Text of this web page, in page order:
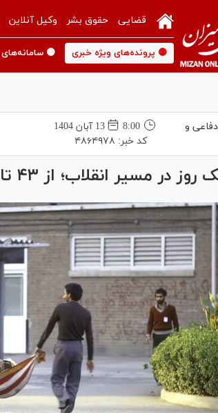
قضایی حقوق بشر وکیل آنلاین
🟡 پرونده‌های ویژه خبری 🟡
دفاعی و
8:00
13 آبان 1404
کد خبر: ۴۸۶۴۹۷۸
در مسیر انقلاب؛ از ۴۳ تا ۵۸